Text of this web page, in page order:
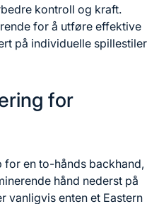
kontroll og kraft.
for å utføre effektive
på individuelle spillestiler
for
for en to-hånds backhand,
hånd nederst på
vanligvis enten et Eastern